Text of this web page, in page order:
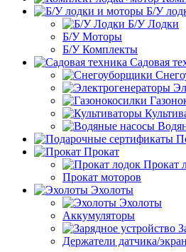
Б/У
Б/У Лодки
Б/У Моторы
Б/У Комплекты
Садовая
Прокат
Прокат
Прокат моторов
Эхолоты
Эхолоты
Аккумуляторы
Держатели датчика/